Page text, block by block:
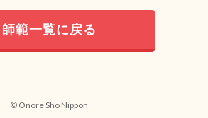
師範一覧に戻る
© Onore Sho Nippon